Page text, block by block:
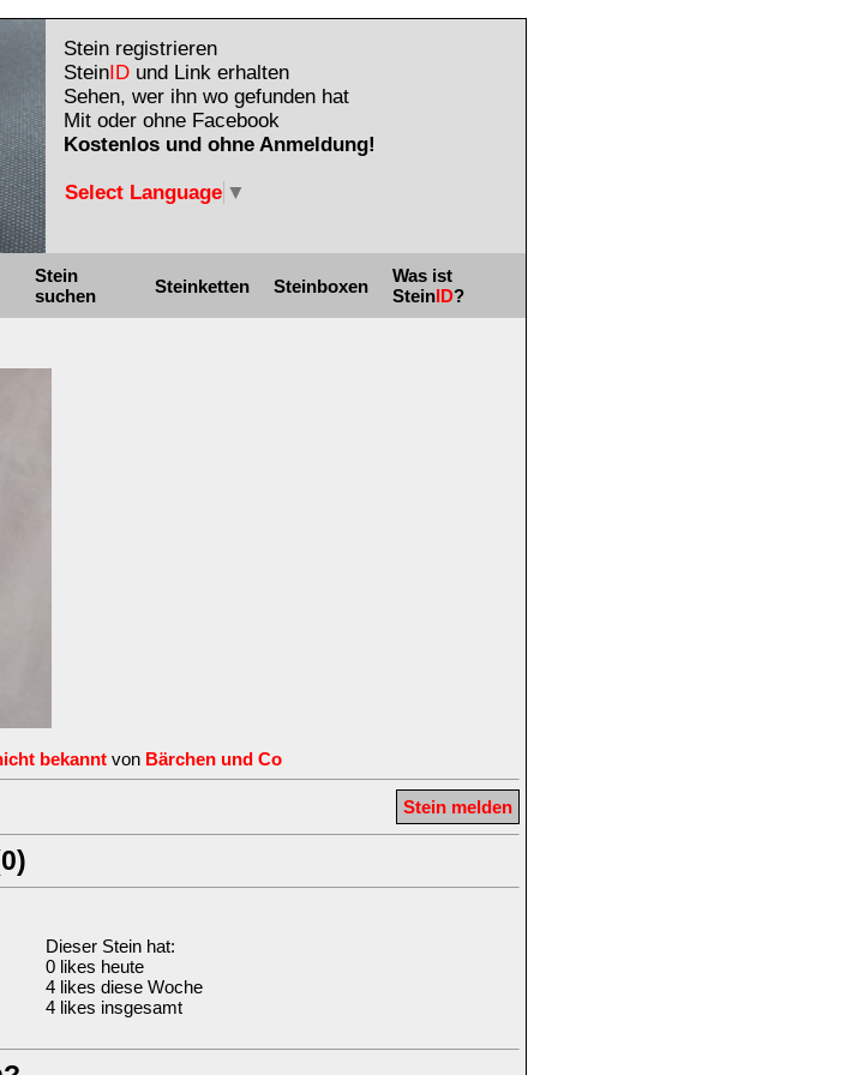
Stein registrieren
SteinID und Link erhalten
Sehen, wer ihn wo gefunden hat
Mit oder ohne Facebook
Kostenlos und ohne Anmeldung!
Select Language ▼
Stein
suchen
Steinketten Steinboxen
Was ist
SteinID?
bekannt von Bärchen und Co
Stein melden
Dieser Stein hat:
0 likes heute
4 likes diese Woche
4 likes insgesamt